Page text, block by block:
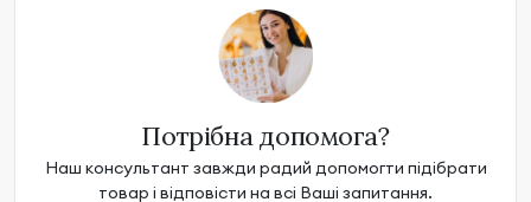
Потрібна допомога?
Наш консультант завжди радий допомогти підібрати
товар і відповісти на всі Ваші запитання.